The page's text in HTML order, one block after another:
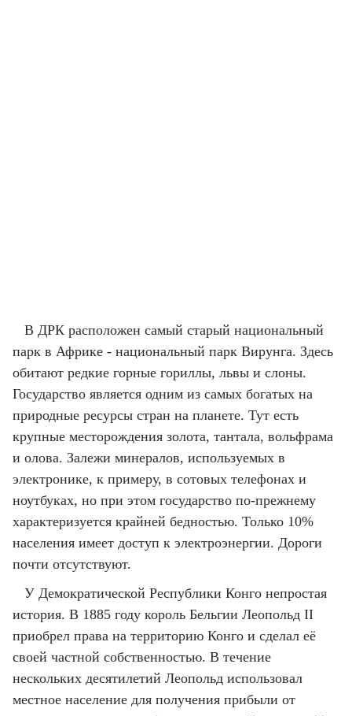
В ДРК расположен самый старый национальный
парк в Африке - национальный парк Вирунга. Здесь
обитают редкие горные гориллы, львы и слоны.
Государство является одним из самых богатых на
природные ресурсы стран на планете. Тут есть
крупные месторождения золота, тантала, вольфрама
и олова. Залежи минералов, используемых в
электронике, к примеру, в сотовых телефонах и
ноутбуках, но при этом государство по-прежнему
характеризуется крайней бедностью. Только 10%
населения имеет доступ к электроэнергии. Дороги
почти отсутствуют.
У Демократической Республики Конго непростая
история. В 1885 году король Бельгии Леопольд II
приобрел права на территорию Конго и сделал её
своей частной собственностью. В течение
нескольких десятилетий Леопольд использовал
местное население для получения прибыли от